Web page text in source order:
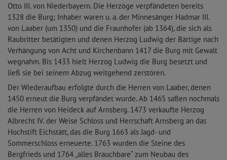
Otto III. von Niederbayern. Die Herzöge verpfändeten bereits
1328 die Burg; Inhaber waren u. a. der Minnesänger Hadmar III.
von Laaber (um 1350) und die Fraunhofer (ab 1364), die sich als
Raubritter betätigten und denen Herzog Ludwig der Bärtige nach
Verhängung von Acht und Kirchenbann 1417 die Burg mit Gewalt
wegnahm. Bis 1433 hielt Herzog Ludwig die Burg besetzt und
ließ sie bei seinem Abzug weitgehend zerstören.
Der Wiederaufbau erfolgte durch die Herren von Laaber, denen
1450 erneut die Burg verpfändet wurde. Ab 1465 saßen nochmals
die Herren von Heideck auf Arnsberg. 1473 verkaufte Herzog
Albrecht IV. der Weise Schloss und Herrschaft Arnsberg an das
Hochstift Eichstätt, das die Burg 1663 als Jagd- und
Sommerschloss erneuerte. 1763 wurden die Steine des
Bergfrieds und 1764 „alles Brauchbare“ zum Neubau des